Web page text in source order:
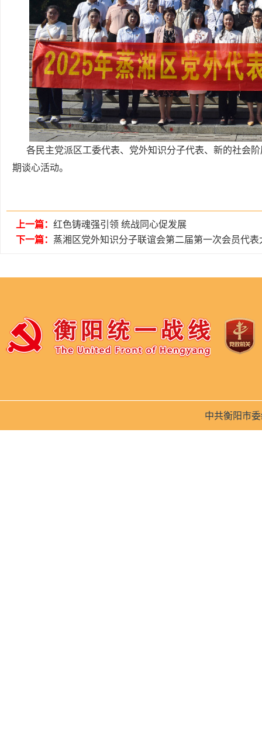
各民主党派区工委代表、党外知识分子代表、新的社会
期谈心活动。
上一篇： 红色铸魂强引领 统战同心促发展
下一篇： 蒸湘区党外知识分子联谊会第二届第一次会员代表
中共衡阳市